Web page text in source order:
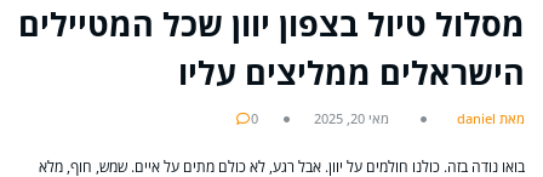
מסלול טיול בצפון יוון שכל המטיילים
הישראלים ממליצים עליו
מאת daniel מאי 20, 2025 0
בואו נודה בזה. כולנו חולמים על יוון. אבל רגע, לא כולם מתים על איים. שמש, חוף, מלא